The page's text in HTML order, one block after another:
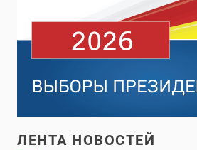
ЛЕНТА НОВОСТЕЙ